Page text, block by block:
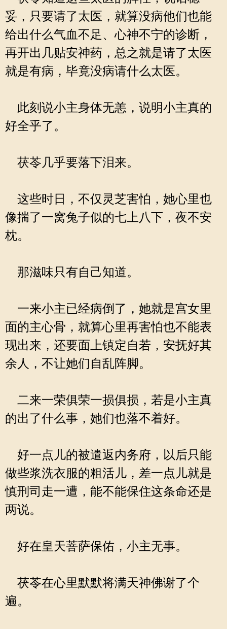
妥，只要请了太医，就算没病他们也能
给出什么气血不足、心神不宁的诊断，
再开出几贴安神药，总之就是请了太医
就是有病，毕竟没病请什么太医。
此刻说小主身体无恙，说明小主真的
好全乎了。
茯苓几乎要落下泪来。
这些时日，不仅灵芝害怕，她心里也
像揣了一窝兔子似的七上八下，夜不安
枕。
那滋味只有自己知道。
一来小主已经病倒了，她就是宫女里
面的主心骨，就算心里再害怕也不能表
现出来，还要面上镇定自若，安抚好其
余人，不让她们自乱阵脚。
二来一荣俱荣一损俱损，若是小主真
的出了什么事，她们也落不着好。
好一点儿的被遣返内务府，以后只能
做些浆洗衣服的粗活儿，差一点儿就是
慎刑司走一遭，能不能保住这条命还是
两说。
好在皇天菩萨保佑，小主无事。
茯苓在心里默默将满天神佛谢了个
遍。